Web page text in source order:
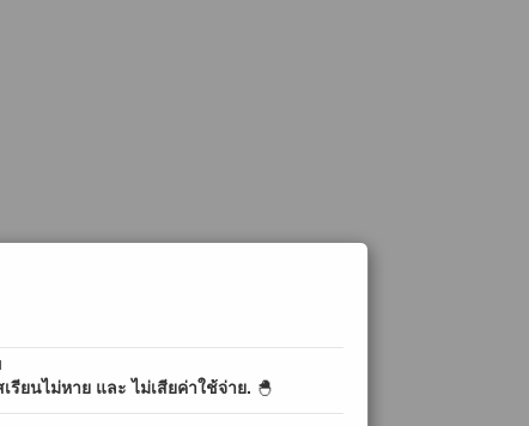
ยนไม่หาย และ ไม่เสียค่าใช้จ่าย. 🐣